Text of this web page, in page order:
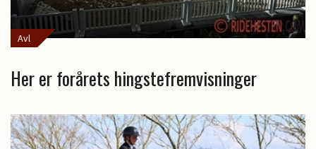
Avl
Her er forårets hingstefremvisninger